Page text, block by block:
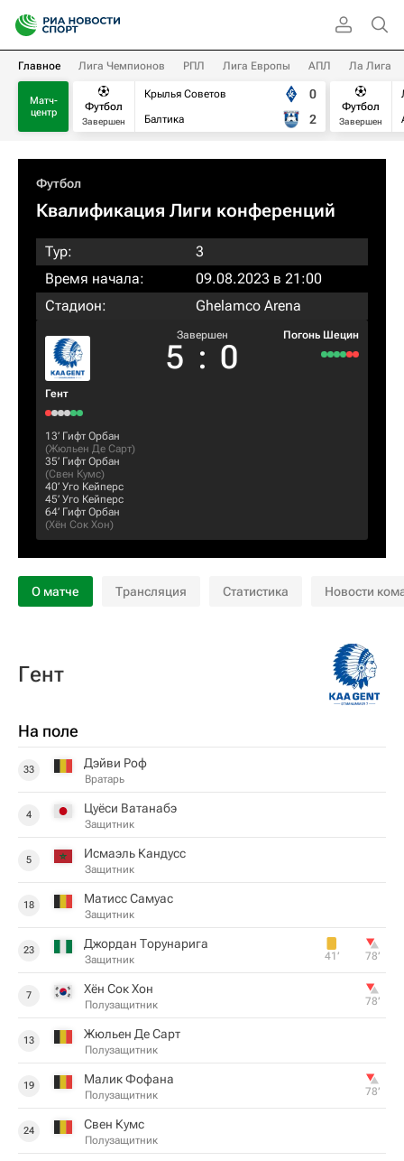
Главное Лига Чемпионов РПЛ Лига Европы АПЛ Ла Лига
Матч-
центр
Футбол
Завершен
Крылья Советов
Балтика
0
2
Футбол
Завершен
Футбол
Квалификация Лиги конференций
Тур:
3
Время начала:
09.08.2023 в 21:00
Стадион:
Ghelamco Arena
Гент
Завершен
5 : 0
Погонь Шецин
13‎’‎ Гифт Орбан
(Жюльен Де Сарт)
35‎’‎ Гифт Орбан
(Свен Кумс)
40‎’‎ Уго Кейперс
45‎’‎ Уго Кейперс
64‎’‎ Гифт Орбан
(Хён Сок Хон)
О матче Трансляция Статистика Новости
Гент
На поле
33 Дэйви Роф
Вратарь
4 Цуёси Ватанабэ
Защитник
5 Исмаэль Кандусс
Защитник
18 Матисс Самуас
Защитник
23 Джордан Торунарига
Защитник 41‎’‎ 78‎’‎
7 Хён Сок Хон
Полузащитник 78‎’‎
13 Жюльен Де Сарт
Полузащитник
19 Малик Фофана
Полузащитник 78‎’‎
24 Свен Кумс
Полузащитник